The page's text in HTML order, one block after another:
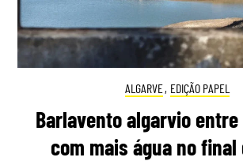
ALGARVE, EDIÇÃO PAPEL
Barlavento algarvio
com mais água no final